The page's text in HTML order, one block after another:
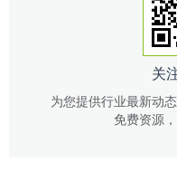
关
为您提供行业最新动
免费资源